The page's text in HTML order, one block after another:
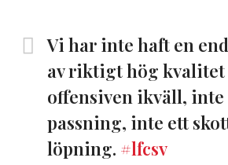
Vi har inte haft en
av riktigt hög
offensiven ikväll, inte
passning, inte ett
löpning. #lfcsv